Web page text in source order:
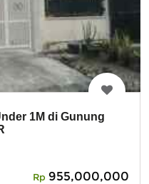
1M di Gunung
Rp 955,000,000